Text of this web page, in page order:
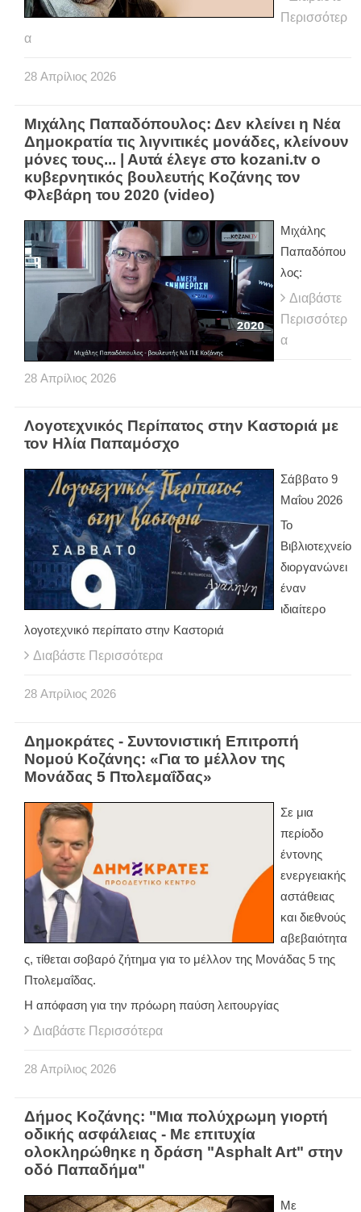
Περισσότερ
α
28 Απρίλιος 2026
Μιχάλης Παπαδόπουλος: Δεν κλείνει η Νέα
Δημοκρατία τις λιγνιτικές μονάδες, κλείνουν
μόνες τους... | Αυτά έλεγε στο kozani.tv ο
κυβερνητικός βουλευτής Κοζάνης τον
Φλεβάρη του 2020 (video)
Μιχάλης
Παπαδόπου
λος:
Διαβάστε
Περισσότερ
α
28 Απρίλιος 2026
Λογοτεχνικός Περίπατος στην Καστοριά με
τον Ηλία Παπαμόσχο
Σάββατο 9
Μαΐου 2026
Το
Βιβλιοτεχνείο
διοργανώνει
έναν
ιδιαίτερο
λογοτεχνικό περίπατο στην Καστοριά
Διαβάστε Περισσότερα
28 Απρίλιος 2026
Δημοκράτες - Συντονιστική Επιτροπή
Νομού Κοζάνης: «Για το μέλλον της
Μονάδας 5 Πτολεμαΐδας»
Σε μια
περίοδο
έντονης
ενεργειακής
αστάθειας
και διεθνούς
αβεβαιότητα
ς, τίθεται σοβαρό ζήτημα για το μέλλον της Μονάδας 5 της
Πτολεμαΐδας.
Η απόφαση για την πρόωρη παύση λειτουργίας
Διαβάστε Περισσότερα
28 Απρίλιος 2026
Δήμος Κοζάνης: "Μια πολύχρωμη γιορτή
οδικής ασφάλειας - Με επιτυχία
ολοκληρώθηκε η δράση "Asphalt Art" στην
οδό Παπαδήμα"
Με